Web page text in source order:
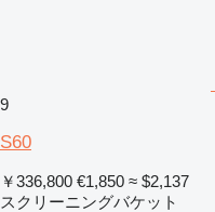
9
S60
￥336,800 €1,850 ≈ $2,137
スクリーニングバケット